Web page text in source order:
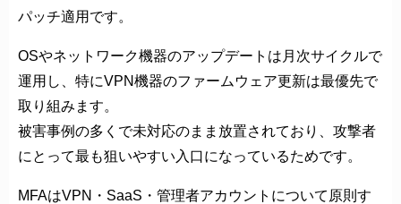
パッチ適用です。
OSやネットワーク機器のアップデートは月次サイクルで
運用し、特にVPN機器のファームウェア更新は最優先で
取り組みます。
被害事例の多くで未対応のまま放置されており、攻撃者
にとって最も狙いやすい入口になっているためです。
MFAはVPN・SaaS・管理者アカウントについて原則す